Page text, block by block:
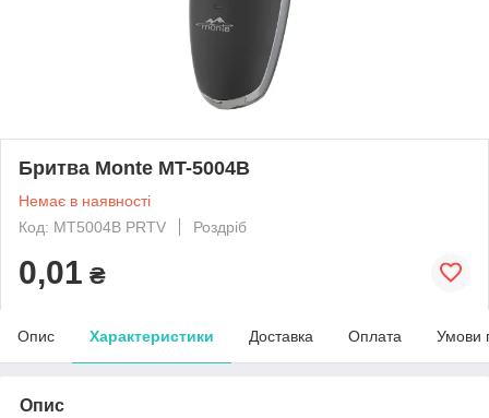
Бритва Monte MT-5004B
Немає в наявності
Код: MT5004B PRTV
Роздріб
0,01 ₴
Опис Характеристики Доставка Оплата Умови
Опис